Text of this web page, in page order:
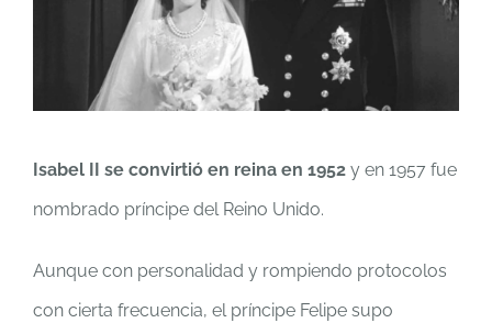
Isabel II se convirtió en reina en 1952 y en 1957 fue
nombrado príncipe del Reino Unido.
Aunque con personalidad y rompiendo protocolos
con cierta frecuencia, el príncipe Felipe supo